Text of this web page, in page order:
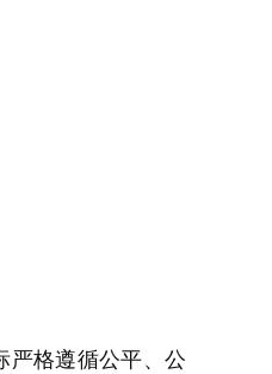
严格遵循公平、公